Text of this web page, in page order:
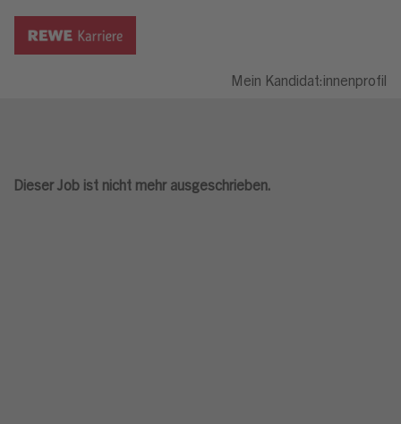
Mein Kandidat:innenprofil
Dieser Job ist nicht mehr ausgeschrieben.